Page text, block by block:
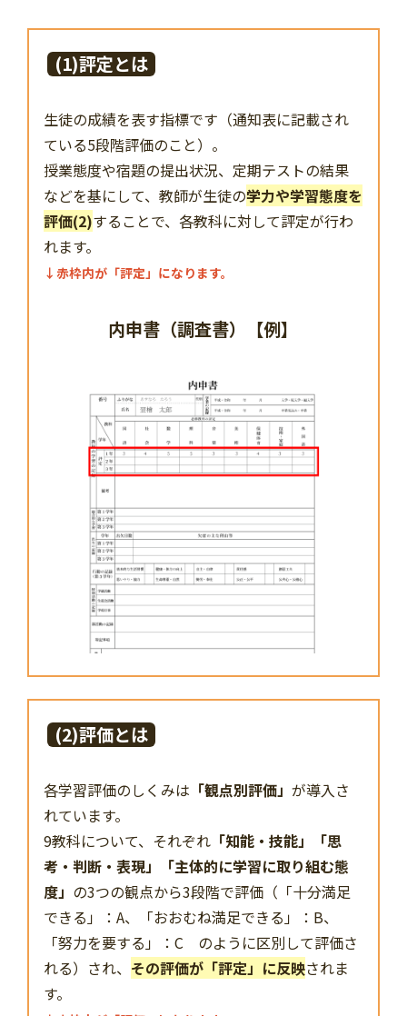
(1)評定とは
生徒の成績を表す指標です（通知表に記載され
ている5段階評価のこと）。
授業態度や宿題の提出状況、定期テストの結果
などを基にして、教師が生徒の学力や学習態度を
評価(2)することで、各教科に対して評定が行わ
れます。
↓赤枠内が「評定」になります。
内申書（調査書）【例】
(2)評価とは
各学習評価のしくみは 「観点別評価」が導入さ
れています。
9教科について、それぞれ 「知能・技能」「思
考・判断・表現」「主体的に学習に取り組む態
度」 の3つの観点から3段階で評価（「十分満足
できる」：A、「おおむね満足できる」：B、
「努力を要する」：C のように区別して評価さ
れる）され、 その評価が「評定」に反映されま
す。